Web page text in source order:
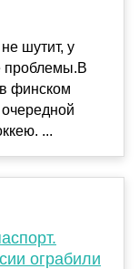
шутит, у
проблемы.В
финском
...
ограбили